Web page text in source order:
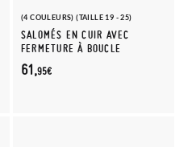
(4 COULEURS) (TAILLE 19 - 25)
SALOMÉS EN CUIR AVEC
FERMETURE À BOUCLE
61,95€